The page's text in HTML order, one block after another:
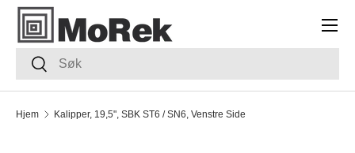
HOPP TIL INNHOLDET
SøkSøk
Meny
Hjem Kalipper, 19,5", SBK ST6 / SN6, Venstre Side